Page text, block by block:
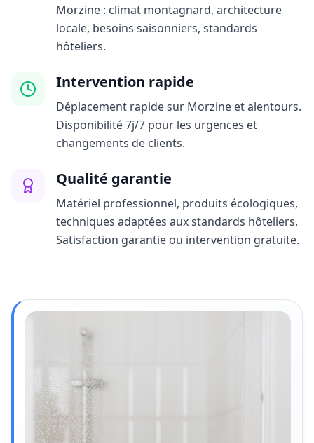
Morzine : climat montagnard, architecture
locale, besoins saisonniers, standards
hôteliers.
Intervention rapide
Déplacement rapide sur Morzine et alentours.
Disponibilité 7j/7 pour les urgences et
changements de clients.
Qualité garantie
Matériel professionnel, produits écologiques,
techniques adaptées aux standards hôteliers.
Satisfaction garantie ou intervention gratuite.